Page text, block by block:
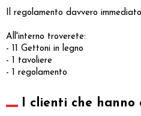
Il regolamento davvero
All'interno troverete:
- 11 Gettoni in legno
- 1 tavoliere
- 1 regolamento
I clienti che hanno